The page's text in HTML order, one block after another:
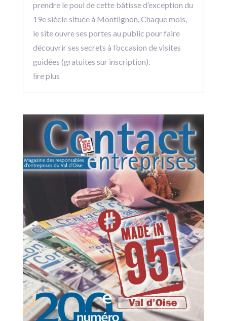
prendre le poul de cette bâtisse d’exception du
19e siècle située à Montlignon. Chaque mois,
le site ouvre ses portes au public pour faire
découvrir ses secrets à l’occasion de visites
guidées (gratuites sur inscription).
lire plus